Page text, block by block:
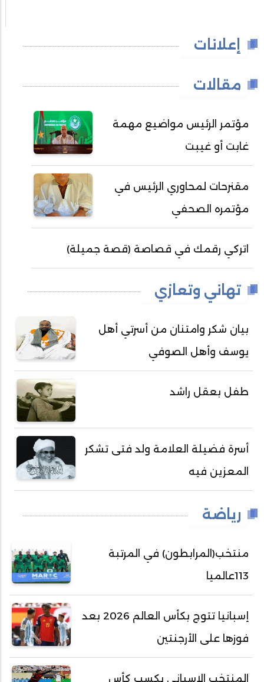
إعلانات
مقالات
مؤتمر الرئيس مواضيع مهمة
غابت أو غيبت
مقنرحات لمحاوري الرئيس في
مؤتمره الصحفي
اتركي رقمك في قصاصة (قصة جميلة)
تهاني وتعازي
بيان شكر وامتنان من أسرتي أهل
يوسف وأهل الصوفي
طفل بعقل راشد
أسرة فضيلة العلامة ولد فتى تشكر
المعزين فيه
رياضة
منتخب(المرابطون) في المرتبة
113عالميا
إسبانيا تتوج بكأس العالم 2026 بعد
فوزها على الأرجنتين
المنتخب الإسباني يكسب كأس